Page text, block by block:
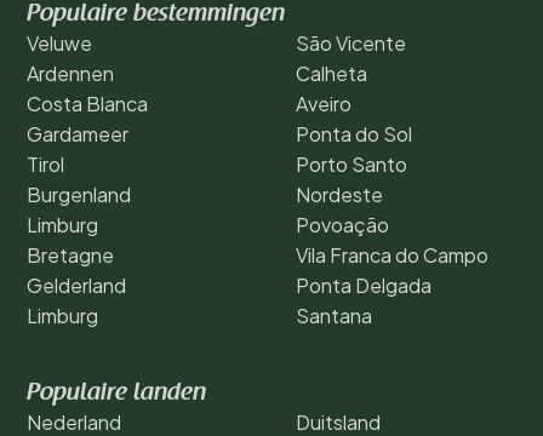
Populaire bestemmingen
Veluwe
Ardennen
Costa Blanca
Gardameer
Tirol
Burgenland
Limburg
Bretagne
Gelderland
Limburg
São Vicente
Calheta
Aveiro
Ponta do Sol
Porto Santo
Nordeste
Povoação
Vila Franca do Campo
Ponta Delgada
Santana
Populaire landen
Nederland
Duitsland